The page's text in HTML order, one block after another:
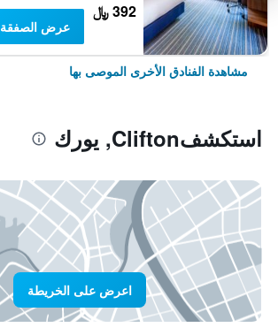
392 ﷼
عرض الصفقة
مشاهدة الفنادق الأخرى الموصى بها
استكشفClifton, يورك
اعرض على الخريطة